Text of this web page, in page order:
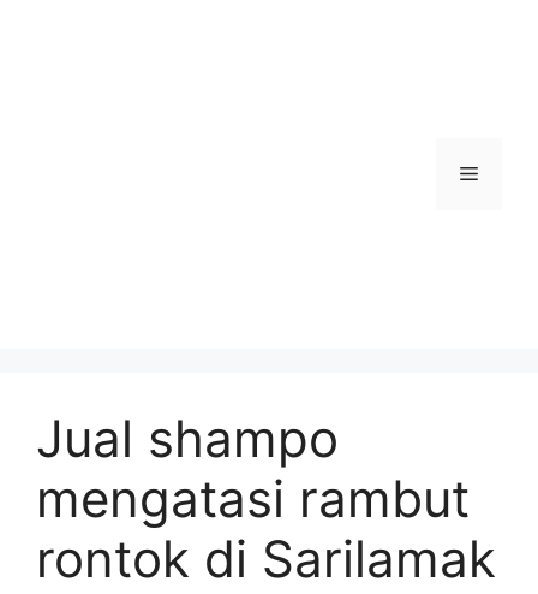
Menu
Jual shampo
mengatasi rambut
rontok di Sarilamak